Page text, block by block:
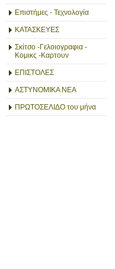
Επιστήμες - Τεχνολογία
ΚΑΤΑΣΚΕΥΕΣ
Σκίτσο -Γελοιογραφια -
Κομικς -Καρτουν
ΕΠΙΣΤΟΛΕΣ
ΑΣΤΥΝΟΜΙΚΑ ΝΕΑ
ΠΡΩΤΟΣΕΛΙΔΟ του μήνα